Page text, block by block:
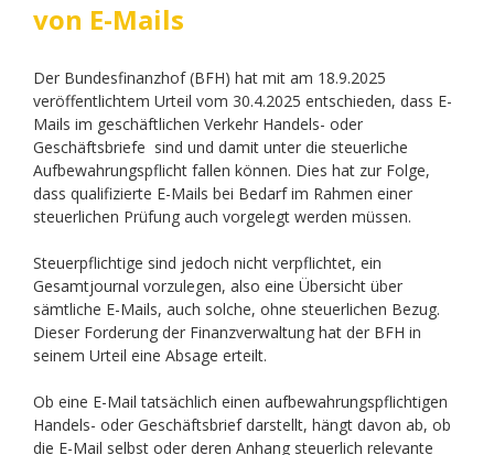
von E-Mails
Der Bundesfinanzhof (BFH) hat mit am 18.9.2025
veröffentlichtem Urteil vom 30.4.2025 entschieden, dass E-
Mails im geschäftlichen Verkehr Handels- oder
Geschäftsbriefe sind und damit unter die steuerliche
Aufbewahrungspflicht fallen können. Dies hat zur Folge,
dass qualifizierte E-Mails bei Bedarf im Rahmen einer
steuerlichen Prüfung auch vorgelegt werden müssen.
Steuerpflichtige sind jedoch nicht verpflichtet, ein
Gesamtjournal vorzulegen, also eine Übersicht über
sämtliche E-Mails, auch solche, ohne steuerlichen Bezug.
Dieser Forderung der Finanzverwaltung hat der BFH in
seinem Urteil eine Absage erteilt.
Ob eine E-Mail tatsächlich einen aufbewahrungspflichtigen
Handels- oder Geschäftsbrief darstellt, hängt davon ab, ob
die E-Mail selbst oder deren Anhang steuerlich relevante